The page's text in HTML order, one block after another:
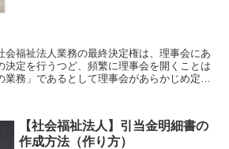
会福祉法人業務の最終決定権は、理事会にあ
決定を行うつど、頻繁に理事会を開くことは
務」であるとして理事会があらかじめ定め
【社会福祉法人】引当金明細書の
作成方法（作り方）